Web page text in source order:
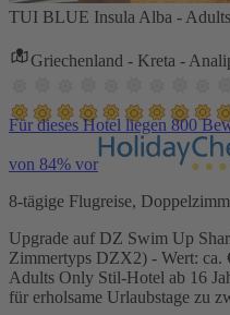
TUI BLUE Insula Alba -
Griechenland - Kreta -
Für dieses Hotel liegen 800
von 84% vor
8-tägige Flugreise,
Upgrade auf DZ Swim Up
Zimmertyps DZX2) - Wert: ca.
Adults Only Stil-Hotel ab 16
für erholsame Urlaubstage zu